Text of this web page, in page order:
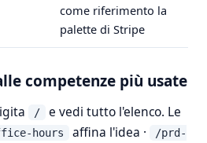
come riferimento la
palette di Stripe
competenze più usate
/
e vedi tutto l'elenco. Le
hours affina l'idea ·
/prd-